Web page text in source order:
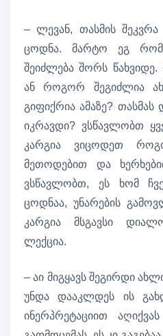
– ლევან, თასმის
ცოდნა. მარტო ეგ რომ
შეიძლება შორს
ან როგორ შეგიძლია
გიფიქრია ამაზე? თასმას
იკრავდი? ვსწავლობთ
კარგია ვიცოდეთ
მეთოდებით და
ვსწავლობთ, ეს ხომ
ცოდნაა, უნარების
კარგია მსგავსი
ლექცია.
– აი მიგყავს შეგირდი
უნდა დააკლდეს ის
ინერპრეტაციით